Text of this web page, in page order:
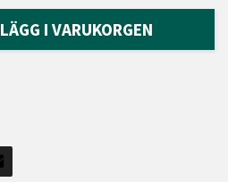
LÄGG I VARUKORGEN